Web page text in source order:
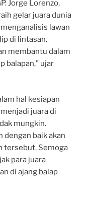
Jorge Lorenzo,
gelar juara dunia
lawan
di lintasan.
membantu dalam
balapan,” ujar
hal kesiapan
juara di
mungkin.
dengan baik akan
tersebut. Semoga
para juara
di ajang balap